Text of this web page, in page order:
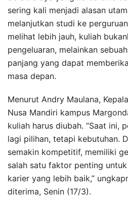
sering kali menjadi alasan
melanjutkan studi ke
melihat lebih jauh, kuliah
pengeluaran, melainkan
panjang yang dapat
masa depan.
Menurut Andry Maulana,
Nusa Mandiri kampus
kuliah harus diubah. “Saat ini,
lagi pilihan, tetapi kebutuhan.
semakin kompetitif, memiliki
salah satu faktor penting
karier yang lebih baik,”
diterima, Senin (17/3).